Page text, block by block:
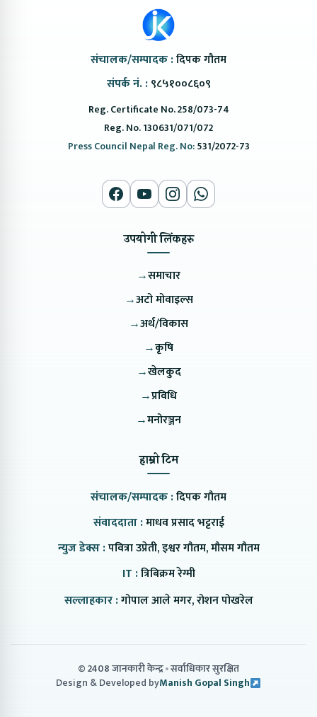
संचालक/सम्पादक :दिपक गौतम
संपर्क नं. : ९८५१००८६०९
Reg. Certificate No. 258/073-74
Reg. No. 130631/071/072
Press Council Nepal Reg. No:531/2072-73
उपयोगी लिंकहरु
→समाचार
→अटो मोवाइल्स
→अर्थ/विकास
→कृषि
→खेलकुद
→प्रविधि
→मनोरञ्जन
हाम्रो टिम
संचालक/सम्पादक :दिपक गौतम
संवाददाता :माधव प्रसाद भट्टराई
न्युज डेक्स :पवित्रा उप्रेती, इश्वर गौतम, मौसम गौतम
IT :त्रिबिक्रम रेग्मी
सल्लाहकार :गोपाल आले मगर, रोशन पोखरेल
© 2408 जानकारी केन्द्र सर्वाधिकार सुरक्षित
Design & Developed byManish Gopal Singh